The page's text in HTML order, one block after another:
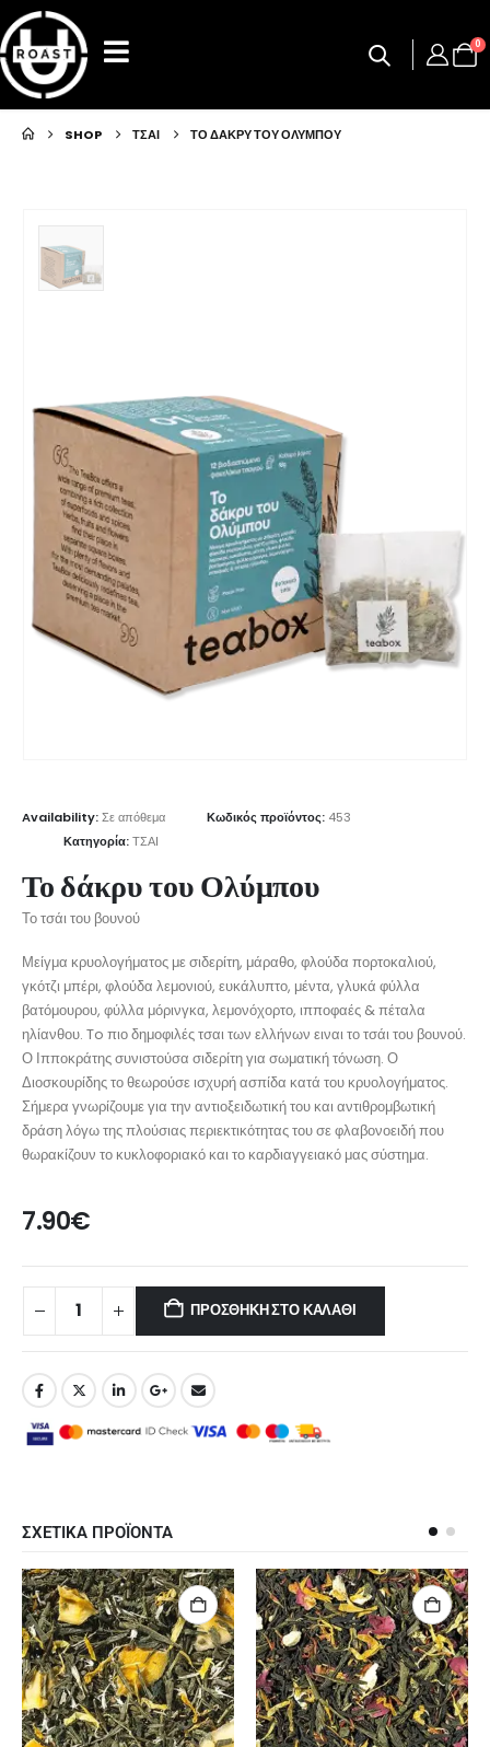
0
SHOP ΤΣΑΙ ΤΟ ΔΆΚΡΥ ΤΟΥ ΟΛΎΜΠΟΥ
Availability:Σε απόθεμα Κωδικός προϊόντος: 453
Κατηγορία:ΤΣΑΙ
Το δάκρυ του Ολύμπου
Το τσάι του βουνού
Μείγμα κρυολογήματος με σιδερίτη, μάραθο, φλούδα πορτοκαλιού,
γκότζι μπέρι, φλούδα λεμονιού, ευκάλυπτο, μέντα, γλυκά φύλλα
βατόμουρου, φύλλα μόρινγκα, λεμονόχορτο, ιπποφαές & πέταλα
ηλίανθου. To πιο δημοφιλές τσαι των ελλήνων ειναι το τσάι του βουνού.
Ο Ιπποκράτης συνιστούσα σιδερίτη για σωματική τόνωση. Ο
Διοσκουρίδης το θεωρούσε ισχυρή ασπίδα κατά του κρυολογήματος.
Σήμερα γνωρίζουμε για την αντιοξειδωτική του και αντιθρομβωτική
δράση λόγω της πλούσιας περιεκτικότητας του σε φλαβονοειδή που
θωρακίζουν το κυκλοφοριακό και το καρδιαγγειακό μας σύστημα.
7.90€
ΠΡΟΣΘΉΚΗ ΣΤΟ ΚΑΛΆΘΙ
ΣΧΕΤΙΚΑ ΠΡΟΪΟΝΤΑ